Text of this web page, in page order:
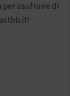
per usufruire di